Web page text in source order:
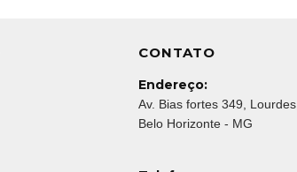
CONTATO
Endereço:
Av. Bias fortes 349, Lourdes,
Belo Horizonte - MG